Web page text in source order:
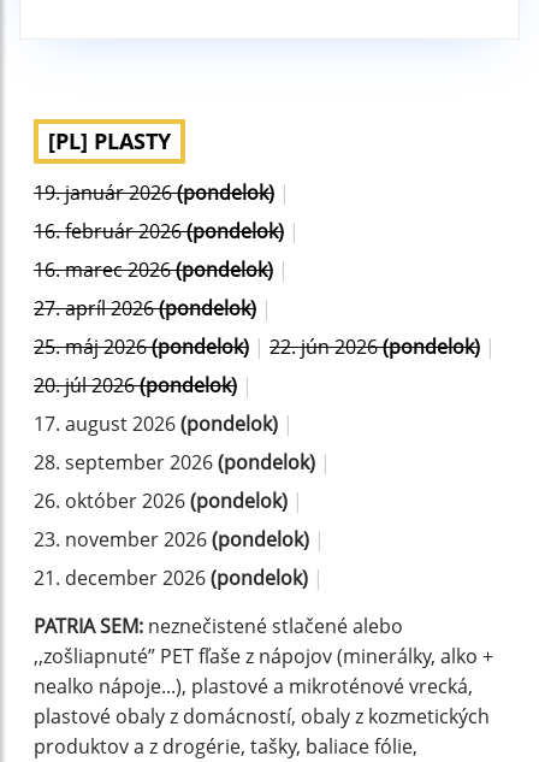
[PL] PLASTY
19. január 2026(pondelok) |
16. február 2026(pondelok) |
16. marec 2026(pondelok) |
27. apríl 2026(pondelok) |
25. máj 2026(pondelok) | 22. jún 2026(pondelok) |
20. júl 2026(pondelok) |
17. august 2026(pondelok) |
28. september 2026(pondelok) |
26. október 2026(pondelok) |
23. november 2026(pondelok) |
21. december 2026(pondelok) |
PATRIA SEM: neznečistené stlačené alebo
,,zošliapnuté” PET fľaše z nápojov (minerálky, alko +
nealko nápoje...), plastové a mikroténové vrecká,
plastové obaly z domácností, obaly z kozmetických
produktov a z drogérie, tašky, baliace fólie,